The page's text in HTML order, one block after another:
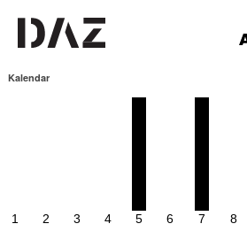
Kalendar
1 2 3 4 5 6 7 8